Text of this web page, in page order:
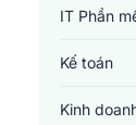
IT Phần
Kế toán
Kinh